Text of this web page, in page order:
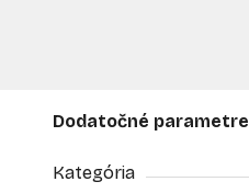
Dodatočné parametre
Kategória